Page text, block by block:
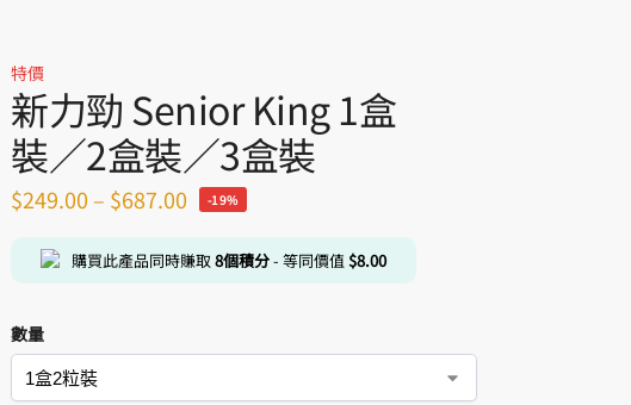
特價
新力勁 Senior King 1盒
裝／2盒裝／3盒裝
$249.00– $687.00 -19%
購買此產品同時賺取8個積分- 等同價值$8.00
數量